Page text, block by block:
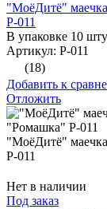
"МоёДитё" маечка
Р-011
В упаковке 10
Артикул: Р-011
(18)
Добавить к
Отложить
"МоёДитё" маечка
Р-011
Нет в наличии
Под заказ